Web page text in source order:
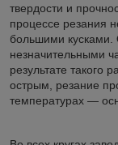
твердости и
процессе резания
большими кусками.
незначительными
результате такого
острым, резание
температурах —